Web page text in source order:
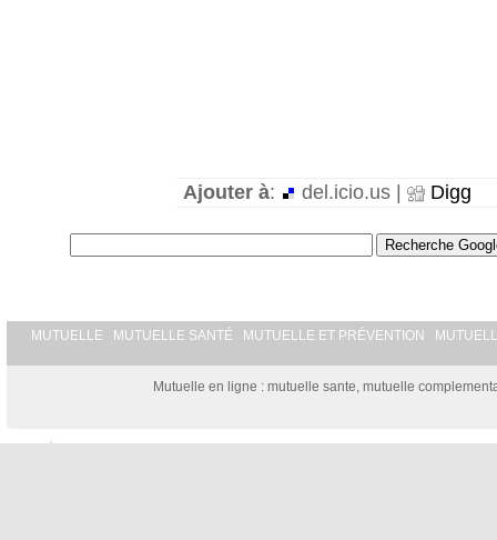
Ajouter à: del.icio.us | Digg
MUTUELLE MUTUELLE SANTÉ MUTUELLE ET PRÉVENTION
Mutuelle en ligne : mutuelle sante, mutuelle